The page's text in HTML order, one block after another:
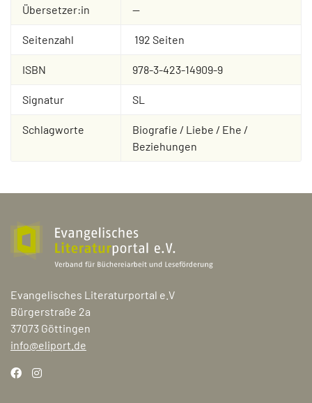
Übersetzer:in --
Seitenzahl 192 Seiten
ISBN 978-3-423-14909-9
Signatur SL
Schlagworte
Biografie / Liebe / Ehe /
Beziehungen
Evangelisches Literaturportal e.V
Bürgerstraße 2a
37073 Göttingen
info@eliport.de